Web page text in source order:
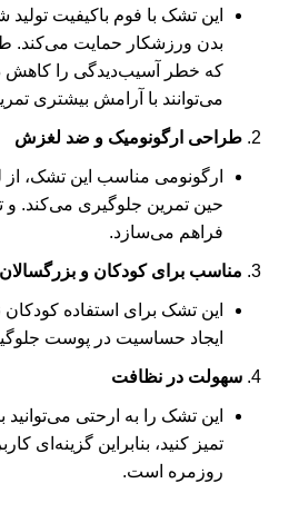
این تشک با فوم باکیفیت
بدن ورزشکار حمایت می‌کند.
که خطر آسیب‌دیدگی را کاهش
می‌توانند با آرامش بیشتری
طراحی ارگونومیک و ضد لغزش
ارگونومی مناسب این تشک، از
حین تمرین جلوگیری می‌کند. و
فراهم می‌سازد.
مناسب برای کودکان و بزرگسالان
این تشک برای استفاده
ایجاد حساسیت در پوست
سهولت در نظافت
این تشک را به ارحتی
تمیز کنید، بنابراین گزینه‌ای
روزمره است.